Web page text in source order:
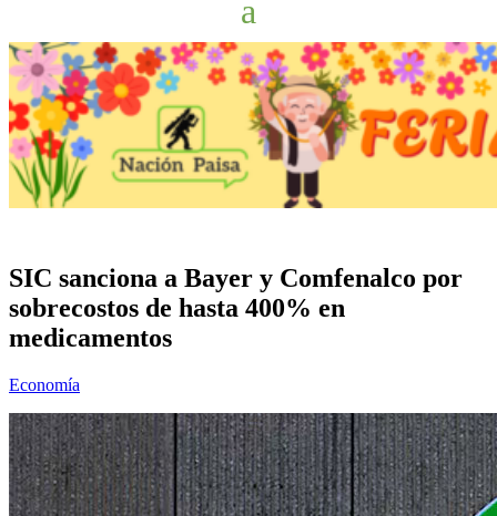
SIC sanciona a Bayer y Comfenalco por
sobrecostos de hasta 400% en
medicamentos
Economía